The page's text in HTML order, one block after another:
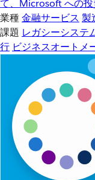
て、Microsoft への投
業種金融サービス 製
課題 レガシーシステ
行 ビジネスオートメ